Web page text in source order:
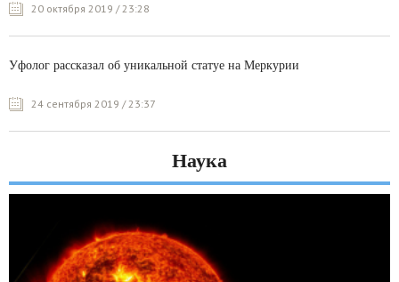
20 октября 2019 / 23:28
Уфолог рассказал об уникальной статуе на Меркурии
24 сентября 2019 / 23:37
Наука